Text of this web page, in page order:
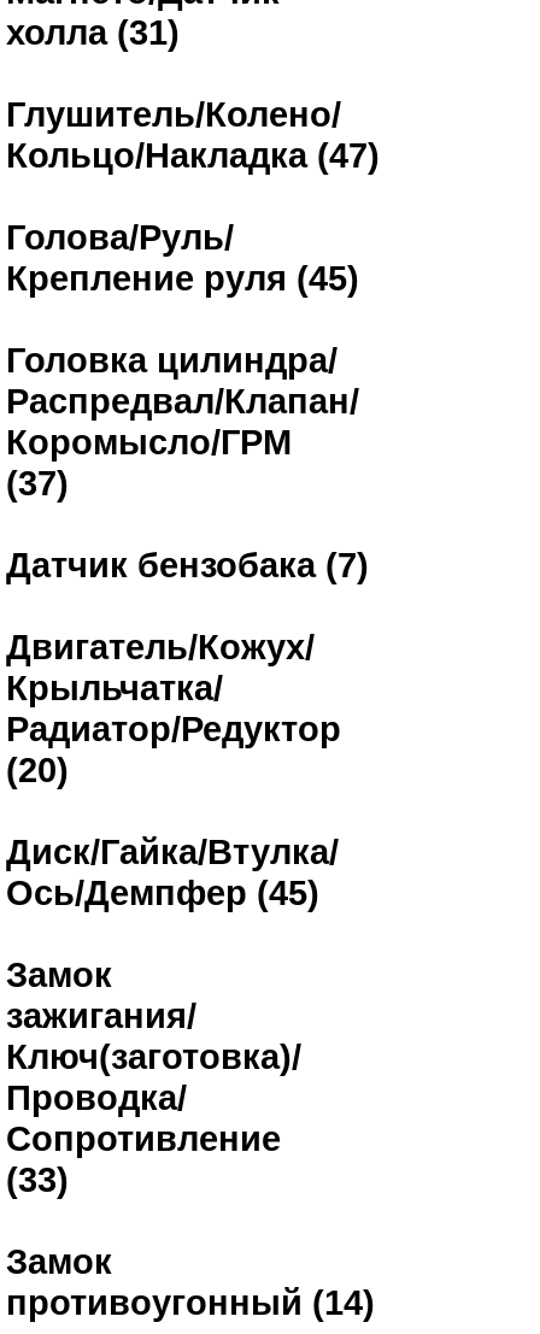
холла (31)
Глушитель/Колено/
Кольцо/Накладка (47)
Голова/Руль/
Крепление руля (45)
Головка цилиндра/
Распредвал/Клапан/
Коромысло/ГРМ
(37)
Датчик бензобака (7)
Двигатель/Кожух/
Крыльчатка/
Радиатор/Редуктор
(20)
Диск/Гайка/Втулка/
Ось/Демпфер (45)
Замок
зажигания/
Ключ(заготовка)/
Проводка/
Сопротивление
(33)
Замок
противоугонный (14)